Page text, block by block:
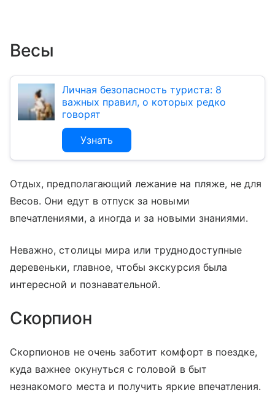
Весы
Личная безопасность туриста: 8
важных правил, о которых редко
говорят
Узнать
Отдых, предполагающий лежание на пляже, не для
Весов. Они едут в отпуск за новыми
впечатлениями, а иногда и за новыми знаниями.
Неважно, столицы мира или труднодоступные
деревеньки, главное, чтобы экскурсия была
интересной и познавательной.
Скорпион
Скорпионов не очень заботит комфорт в поездке,
куда важнее окунуться с головой в быт
незнакомого места и получить яркие впечатления.